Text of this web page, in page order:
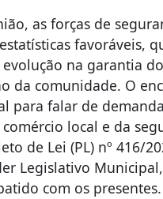
as forças de
favoráveis,
na garantia
da comunidade. O
para falar de
local e da
de Lei (PL) nº 416/
Legislativo
com os presentes.